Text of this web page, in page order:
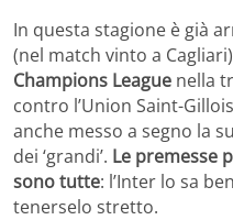
In questa stagione è già
(nel match vinto a
Champions League nella
contro l’Union Saint-
anche messo a segno la
dei ‘grandi’. Le premesse
sono tutte: l’Inter lo sa
tenerselo stretto.